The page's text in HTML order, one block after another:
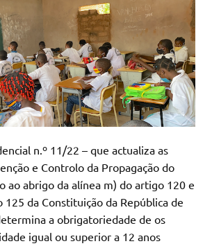
n.º 11/22 – que actualiza as
e Controlo da Propagação do
ao abrigo da alínea m) do artigo 120 e
125 da Constituição da República de
a obrigatoriedade de os
igual ou superior a 12 anos